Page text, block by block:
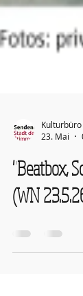
Kulturbüro
23. Mai
(WN